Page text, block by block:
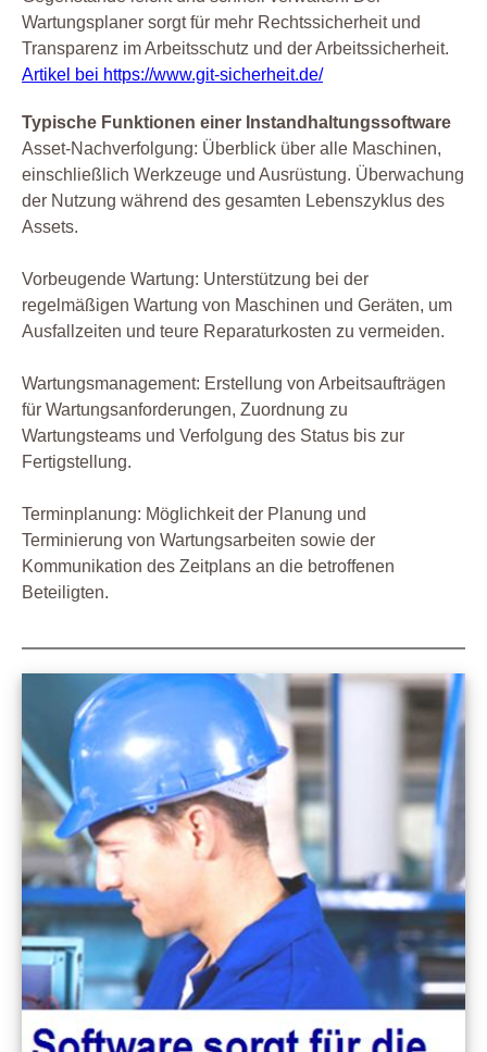
Wartungsplaner sorgt für mehr Rechtssicherheit und
Transparenz im Arbeitsschutz und der Arbeitssicherheit.
Artikel bei https://www.git-sicherheit.de/
Typische Funktionen einer Instandhaltungssoftware
Asset-Nachverfolgung: Überblick über alle Maschinen,
einschließlich Werkzeuge und Ausrüstung. Überwachung
der Nutzung während des gesamten Lebenszyklus des
Assets.
Vorbeugende Wartung: Unterstützung bei der
regelmäßigen Wartung von Maschinen und Geräten, um
Ausfallzeiten und teure Reparaturkosten zu vermeiden.
Wartungsmanagement: Erstellung von Arbeitsaufträgen
für Wartungsanforderungen, Zuordnung zu
Wartungsteams und Verfolgung des Status bis zur
Fertigstellung.
Terminplanung: Möglichkeit der Planung und
Terminierung von Wartungsarbeiten sowie der
Kommunikation des Zeitplans an die betroffenen
Beteiligten.